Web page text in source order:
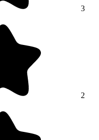
3
2